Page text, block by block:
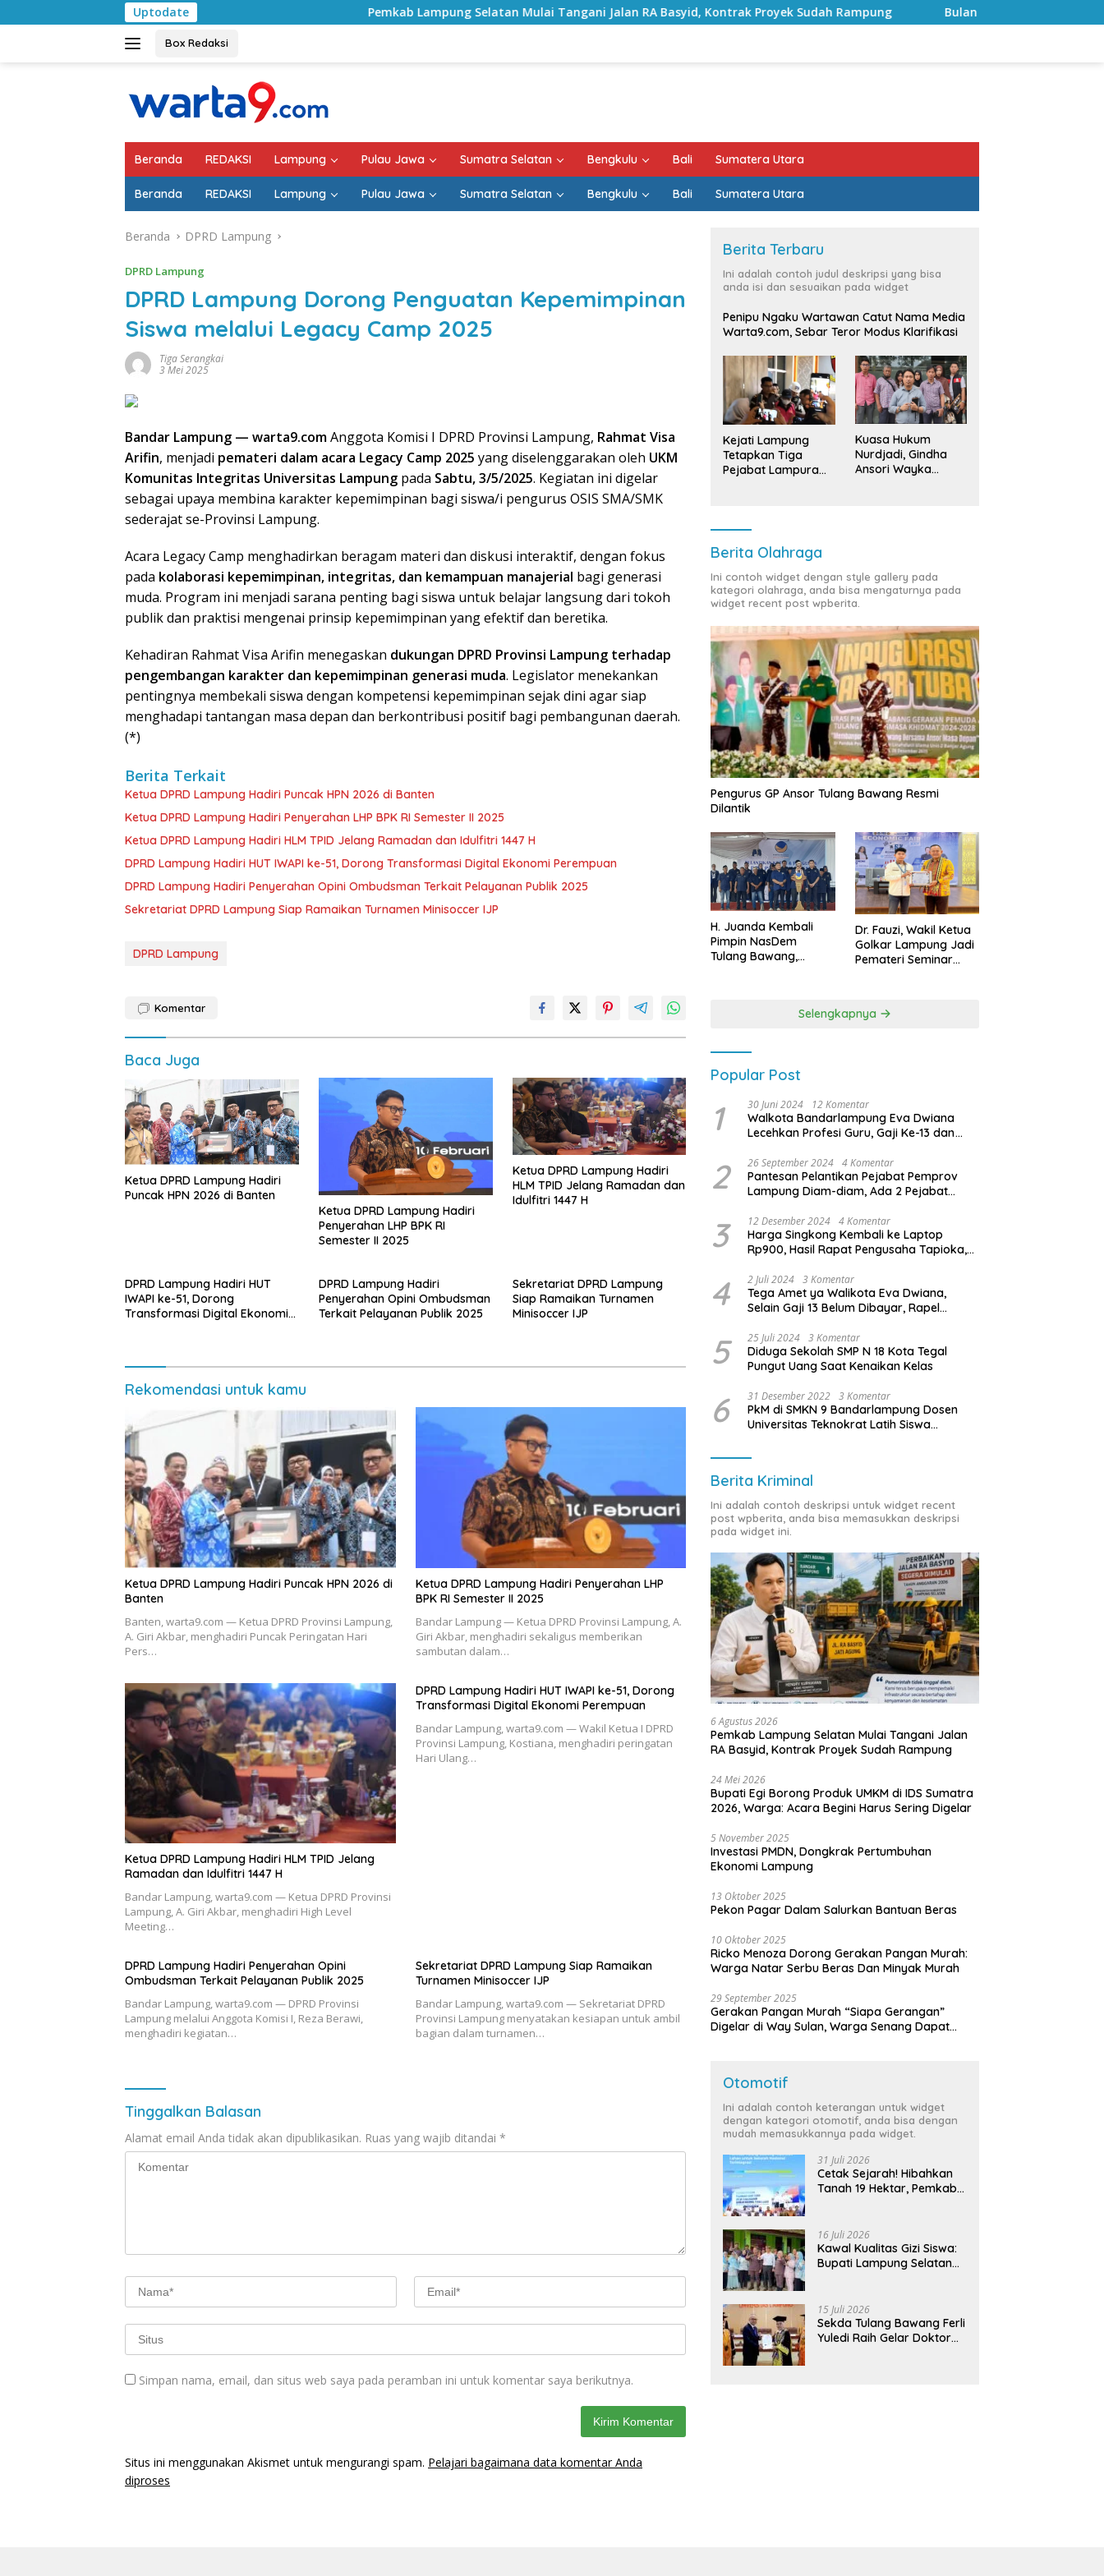
ke
Uptodate Pemkab Lampung Selatan Mulai Tangani Jalan RA Basyid, Kontrak Proyek Sudah Rampung Bulan Kemerdekaan, Bupati Lampung
Box Redaksi
Beranda REDAKSI Lampung Pulau Jawa Sumatra Selatan Bengkulu Bali Sumatera Utara
Beranda REDAKSI Lampung Pulau Jawa Sumatra Selatan Bengkulu Bali Sumatera Utara
Beranda DPRD Lampung
DPRD Lampung
DPRD Lampung Dorong Penguatan Kepemimpinan
Siswa melalui Legacy Camp 2025
Tiga Serangkai
3 Mei 2025
Bandar Lampung — warta9.comAnggota Komisi I DPRD Provinsi Lampung, Rahmat Visa
Arifin, menjadi pemateri dalam acara Legacy Camp 2025 yang diselenggarakan oleh UKM
Komunitas Integritas Universitas Lampung pada Sabtu, 3/5/2025. Kegiatan ini digelar
sebagai upaya membina karakter kepemimpinan bagi siswa/i pengurus OSIS SMA/SMK
sederajat se-Provinsi Lampung.
Acara Legacy Camp menghadirkan beragam materi dan diskusi interaktif, dengan fokus
pada kolaborasi kepemimpinan, integritas, dan kemampuan manajerial bagi generasi
muda. Program ini menjadi sarana penting bagi siswa untuk belajar langsung dari tokoh
publik dan praktisi mengenai prinsip kepemimpinan yang efektif dan beretika.
Kehadiran Rahmat Visa Arifin menegaskan dukungan DPRD Provinsi Lampung terhadap
pengembangan karakter dan kepemimpinan generasi muda. Legislator menekankan
pentingnya membekali siswa dengan kompetensi kepemimpinan sejak dini agar siap
menghadapi tantangan masa depan dan berkontribusi positif bagi pembangunan daerah.
(*)
Berita Terkait
Ketua DPRD Lampung Hadiri Puncak HPN 2026 di Banten
Ketua DPRD Lampung Hadiri Penyerahan LHP BPK RI Semester II 2025
Ketua DPRD Lampung Hadiri HLM TPID Jelang Ramadan dan Idulfitri 1447 H
DPRD Lampung Hadiri HUT IWAPI ke-51, Dorong Transformasi Digital Ekonomi Perempuan
DPRD Lampung Hadiri Penyerahan Opini Ombudsman Terkait Pelayanan Publik 2025
Sekretariat DPRD Lampung Siap Ramaikan Turnamen Minisoccer IJP
DPRD Lampung
Komentar
Baca Juga
Ketua DPRD Lampung Hadiri
Puncak HPN 2026 di Banten
Ketua DPRD Lampung Hadiri
Penyerahan LHP BPK RI
Semester II 2025
Ketua DPRD Lampung Hadiri
HLM TPID Jelang Ramadan dan
Idulfitri 1447 H
DPRD Lampung Hadiri HUT
IWAPI ke-51, Dorong
Transformasi Digital Ekonomi
DPRD Lampung Hadiri
Penyerahan Opini Ombudsman
Terkait Pelayanan Publik 2025
Sekretariat DPRD Lampung
Siap Ramaikan Turnamen
Minisoccer IJP
Rekomendasi untuk kamu
Ketua DPRD Lampung Hadiri Puncak HPN 2026 di
Banten
Banten, warta9.com — Ketua DPRD Provinsi Lampung,
A. Giri Akbar, menghadiri Puncak Peringatan Hari
Pers…
Ketua DPRD Lampung Hadiri Penyerahan LHP
BPK RI Semester II 2025
Bandar Lampung — Ketua DPRD Provinsi Lampung, A.
Giri Akbar, menghadiri sekaligus memberikan
sambutan dalam…
Ketua DPRD Lampung Hadiri HLM TPID Jelang
Ramadan dan Idulfitri 1447 H
Bandar Lampung, warta9.com — Ketua DPRD Provinsi
Lampung, A. Giri Akbar, menghadiri High Level
Meeting…
DPRD Lampung Hadiri HUT IWAPI ke-51, Dorong
Transformasi Digital Ekonomi Perempuan
Bandar Lampung, warta9.com — Wakil Ketua I DPRD
Provinsi Lampung, Kostiana, menghadiri peringatan
Hari Ulang…
DPRD Lampung Hadiri Penyerahan Opini
Ombudsman Terkait Pelayanan Publik 2025
Bandar Lampung, warta9.com — DPRD Provinsi
Lampung melalui Anggota Komisi I, Reza Berawi,
menghadiri kegiatan…
Sekretariat DPRD Lampung Siap Ramaikan
Turnamen Minisoccer IJP
Bandar Lampung, warta9.com — Sekretariat DPRD
Provinsi Lampung menyatakan kesiapan untuk ambil
bagian dalam turnamen…
Tinggalkan Balasan
Alamat email Anda tidak akan dipublikasikan. Ruas yang wajib ditandai *
Simpan nama, email, dan situs web saya pada peramban ini untuk komentar saya berikutnya.
Situs ini menggunakan Akismet untuk mengurangi spam. Pelajari bagaimana data komentar Anda
diproses
Berita Terbaru
Ini adalah contoh judul deskripsi yang bisa
anda isi dan sesuaikan pada widget
Penipu Ngaku Wartawan Catut Nama Media
Warta9.com, Sebar Teror Modus Klarifikasi
Kejati Lampung
Tetapkan Tiga
Pejabat Lampura
Kuasa Hukum
Nurdjadi, Gindha
Ansori Wayka
Berita Olahraga
Ini contoh widget dengan style gallery pada
kategori olahraga, anda bisa mengaturnya pada
widget recent post wpberita.
Pengurus GP Ansor Tulang Bawang Resmi
Dilantik
H. Juanda Kembali
Pimpin NasDem
Tulang Bawang,
Dr. Fauzi, Wakil Ketua
Golkar Lampung Jadi
Pemateri Seminar
Kebangsaan
Selengkapnya
Popular Post
1 30 Juni 2024 12 Komentar
Walkota Bandarlampung Eva Dwiana
Lecehkan Profesi Guru, Gaji Ke-13 dan
2 26 September 2024 4 Komentar
Pantesan Pelantikan Pejabat Pemprov
Lampung Diam-diam, Ada 2 Pejabat
3 12 Desember 2024 4 Komentar
Harga Singkong Kembali ke Laptop
Rp900, Hasil Rapat Pengusaha Tapioka,
Lampung
4 2 Juli 2024 3 Komentar
Tega Amet ya Walikota Eva Dwiana,
Selain Gaji 13 Belum Dibayar, Rapel
Dibayar
5 25 Juli 2024 3 Komentar
Diduga Sekolah SMP N 18 Kota Tegal
Pungut Uang Saat Kenaikan Kelas
6 31 Desember 2022 3 Komentar
PkM di SMKN 9 Bandarlampung Dosen
Universitas Teknokrat Latih Siswa
Berita Kriminal
Ini adalah contoh deskripsi untuk widget recent
post wpberita, anda bisa memasukkan deskripsi
pada widget ini.
6 Agustus 2026
Pemkab Lampung Selatan Mulai Tangani Jalan
RA Basyid, Kontrak Proyek Sudah Rampung
24 Mei 2026
Bupati Egi Borong Produk UMKM di IDS Sumatra
2026, Warga: Acara Begini Harus Sering Digelar
5 November 2025
Investasi PMDN, Dongkrak Pertumbuhan
Ekonomi Lampung
13 Oktober 2025
Pekon Pagar Dalam Salurkan Bantuan Beras
10 Oktober 2025
Ricko Menoza Dorong Gerakan Pangan Murah:
Warga Natar Serbu Beras Dan Minyak Murah
29 September 2025
Gerakan Pangan Murah “Siapa Gerangan”
Digelar di Way Sulan, Warga Senang Dapat
Otomotif
Ini adalah contoh keterangan untuk widget
dengan kategori otomotif, anda bisa dengan
mudah memasukkannya pada widget.
31 Juli 2026
Cetak Sejarah! Hibahkan
Tanah 19 Hektar, Pemkab
Terintegrasi Pertama di
Lampung
16 Juli 2026
Kawal Kualitas Gizi Siswa:
Bupati Lampung Selatan
Bergizi Gratis di Natar
15 Juli 2026
Sekda Tulang Bawang Ferli
Yuledi Raih Gelar Doktor